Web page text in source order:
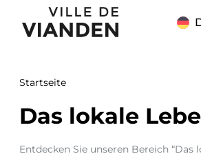
Das
lokale
Leben
Startseite
Das lokale
Entdecken Sie unseren Bereich “Das